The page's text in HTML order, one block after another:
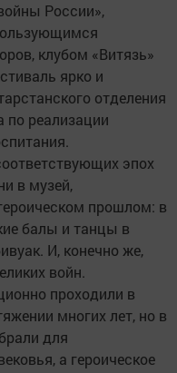
России»,
клубом «Витязь»
ярко и
отделения
по реализации
эпох
в музей,
прошлом: в
балы и танцы в
И, конечно же,
войн.
проходили в
многих лет, но в
для
а героическое